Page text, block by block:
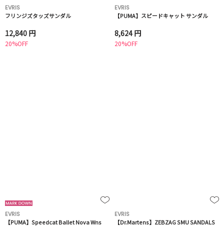
EVRIS
フリンジズタッズサンダル
12,840 円
20%OFF
EVRIS
【PUMA】スピードキャット サンダル
8,624 円
20%OFF
EVRIS
【PUMA】Speedcat Ballet Nova Wns
EVRIS
【Dr.Martens】ZEBZAG SMU SANDALS